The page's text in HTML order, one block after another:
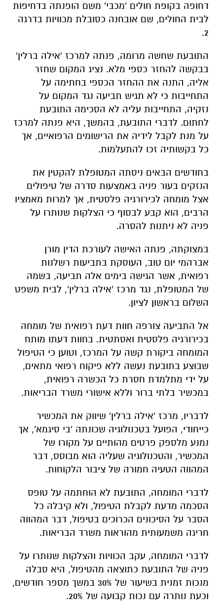
דחופה בקופת חולים 'מכבי' משם הופנתה בדחיפות
לבית החולים, שם אובחנה כסובלת מכוויות בדרגה
2.
התובעת שחשה מרומה, פנתה למרכז 'אילה ברלין'
בבקשה להחזר כספי מלא. נציג המקום שחזר
אליה, התנה את ההחזר הכספי בחתימה על
התחייבות כי לא תגיש תביעה נגד המקום על
נזקיה, התחייבות עליה לא הסכימה התובעת
לחתום. לדברי התובעת, בהמשך, היא פנתה למרכז
על מנת לקבל לידיה את הרישומים הרפואיים, אך
כל בקשותיה זכו להתעלמות.
בחודשים הבאים ניסתה המטופלת להקטין את
הנזקים בעור פניה באמצעות סדרה של טיפולים
אצל מומחה לכירורגיה פלסטית, אך למרות מאמציו
הרבים, הוא קבע לבסוף כי הצלקות שנותרו על
פניה לא ניתנות להסרה.
במצוקתה, פנתה האישה לעורכת הדין מורן
אברהמי יום טוב, העוסקת בתביעות רשלנות
רפואית, אשר הגישה בימים אלה תביעה, בשמה
של המטופלת, נגד מרכז 'אילה ברלין', לבית משפט
השלום בראשון לציון.
אל התביעה צורפה חוות דעת רפואית של מומחה
בכירורגיה פלסטית ואסתטית. בחוות דעתו מותח
המומחה ביקורת קשה על המרכז, וטוען כי הטיפול
שבוצע בתובעת נעשה ללא פיקוח רפואי מתאים,
על ידי מתלמדת חסרת כל הכשרה רפואית,
במכשיר בלתי ברור וללא אישורי משרד הבריאות.
לדבריו, מרכז 'אילה ברלין' שיווק את המכשיר
כייחודי, הפועל בטכנולוגיה שכונתה 'בי סיגמא', אך
נמנע מלספק פרטים מהותיים על מקורו של
המכשיר, והטכנולוגיה שעליה הוא מבוסס, דבר
המהווה הטעיה חמורה של ציבור הלקוחות.
לדברי המומחה, התובעת לא הוחתמה על טופס
הסכמה מדעת לקבלת הטיפול, ולא קיבלה כל
הסבר על הסיכונים הכרוכים בטיפול, דבר המהווה
חריגה משמעותית מהוראות משרד הבריאות.
לדברי המומחה, עקב הכוויות והצלקות שנותרו על
פניה של התובעת כתוצאה מהטיפול, היא סבלה
מנכות זמנית בשיעור של 30% במשך מספר חודשים,
וכעת נותרה עם נכות קבועה של 20%.